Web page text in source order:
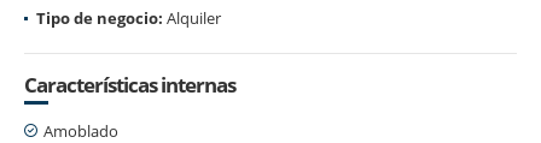
Tipo de negocio: Alquiler
Características internas
Amoblado